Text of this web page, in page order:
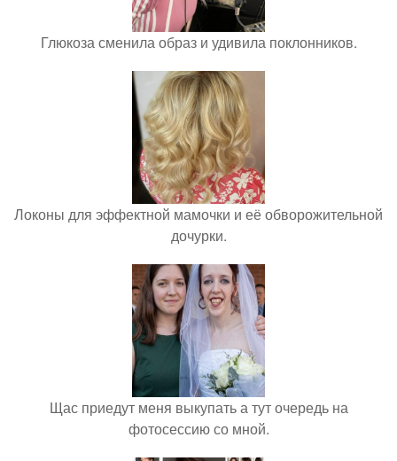
Глюкоза сменила образ и удивила поклонников.
Локоны для эффектной мамочки и её обворожительной
дочурки.
Щас приедут меня выкупать а тут очередь на
фотосессию со мной.